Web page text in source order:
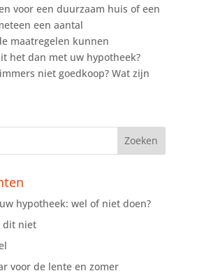
voor een duurzaam huis of een
een aantal
maatregelen kunnen
het dan met uw hypotheek?
niet goedkoop? Wat zijn
hypotheek: wel of niet doen?
dit niet
voor de lente en zomer